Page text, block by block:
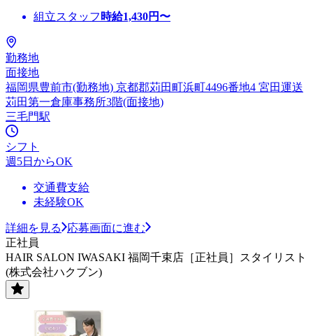
組立スタッフ 時給1,430円〜
勤務地
面接地
福岡県豊前市(勤務地) 京都郡苅田町浜町4496番地4 宮田運送
苅田第一倉庫事務所3階(面接地)
三毛門駅
シフト
週5日からOK
交通費支給
未経験OK
詳細を見る
応募画面に進む
正社員
HAIR SALON IWASAKI 福岡千束店［正社員］スタイリスト
(株式会社ハクブン)